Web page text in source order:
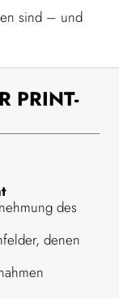
sind – und
PRINT-
des
denen